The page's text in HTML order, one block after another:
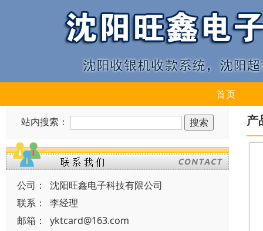
首页
站内搜索：
公司：
沈阳旺鑫电子科技有限公司
联系：
李经理
邮箱：
yktcard@163.com
产